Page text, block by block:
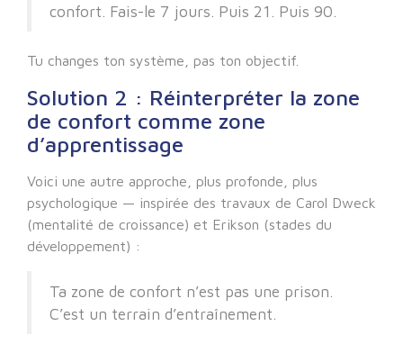
confort. Fais-le 7 jours. Puis 21. Puis 90.
Tu changes ton système, pas ton objectif.
Solution 2 : Réinterpréter la zone
de confort comme zone
d’apprentissage
Voici une autre approche, plus profonde, plus
psychologique — inspirée des travaux de Carol Dweck
(mentalité de croissance) et Erikson (stades du
développement) :
Ta zone de confort n’est pas une prison.
C’est un terrain d’entraînement.